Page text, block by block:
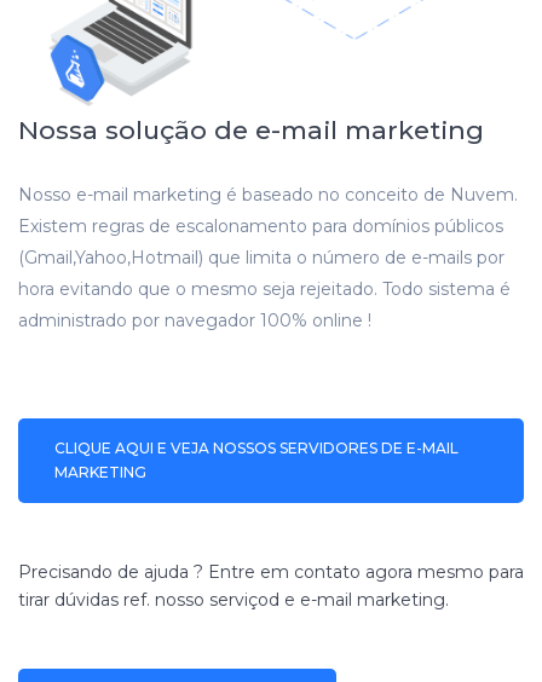
Nossa solução de e-mail marketing
Nosso e-mail marketing é baseado no conceito de Nuvem.
Existem regras de escalonamento para domínios públicos
(Gmail,Yahoo,Hotmail) que limita o número de e-mails por
hora evitando que o mesmo seja rejeitado. Todo sistema é
administrado por navegador 100% online !
CLIQUE AQUI E VEJA NOSSOS SERVIDORES DE E-MAIL
MARKETING
Precisando de ajuda ? Entre em contato agora mesmo para
tirar dúvidas ref. nosso serviçod e e-mail marketing.